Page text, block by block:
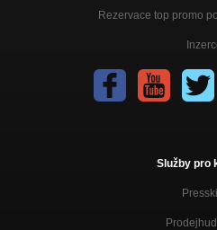
Rezervace top promo
Služby pro